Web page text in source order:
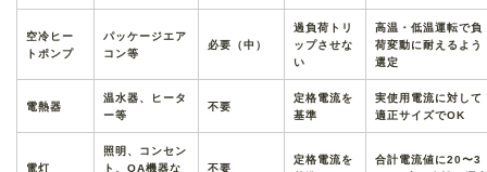
空冷ヒー
トポンプ
パッケージエア
コン等
必要（中）
過負荷トリ
ップさせな
い
高温・低温運転で負
荷変動に耐えるよう
選定
電熱器
温水器、ヒータ
ー等
不要
定格電流を
基準
実使用電流に対して
適正サイズでOK
電灯
照明、コンセン
ト、OA機器な
不要
定格電流を
合計電流値に20〜3